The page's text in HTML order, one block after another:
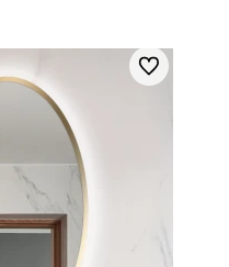
Do ulubionych